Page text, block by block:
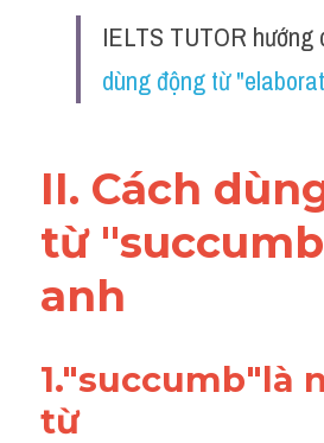
Verb
Cấu trúc câu
Report đề thi thật IELTS
Đề thi thật Task 1
Adv
IELTS TUTOR hướng
dùng động từ
II. Cách
từ
anh
1."succumb"là
từ